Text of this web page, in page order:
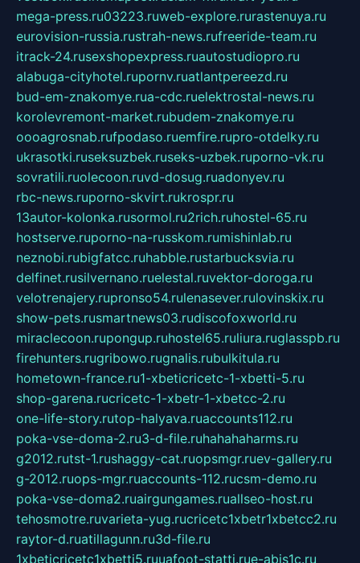
mega-press.ru03223.ruweb-explore.rurastenuya.ru
eurovision-russia.rustrah-news.rufreeride-team.ru
itrack-24.rusexshopexpress.ruautostudiopro.ru
alabuga-cityhotel.rupornv.ruatlantpereezd.ru
bud-em-znakomye.rua-cdc.ruelektrostal-news.ru
korolevremont-market.rubudem-znakomye.ru
oooagrosnab.rufpodaso.ruemfire.rupro-otdelky.ru
ukrasotki.ruseksuzbek.ruseks-uzbek.ruporno-vk.ru
sovratili.ruolecoon.ruvd-dosug.ruadonyev.ru
rbc-news.ruporno-skvirt.rukrospr.ru
13autor-kolonka.rusormol.ru2rich.ruhostel-65.ru
hostserve.ruporno-na-russkom.rumishinlab.ru
neznobi.rubigfatcc.ruhabble.rustarbucksvia.ru
delfinet.rusilvernano.ruelestal.ruvektor-doroga.ru
velotrenajery.rupronso54.rulenasever.rulovinskix.ru
show-pets.rusmartnews03.rudiscofoxworld.ru
miraclecoon.rupongup.ruhostel65.ruliura.ruglasspb.ru
firehunters.rugribowo.rugnalis.rubulkitula.ru
hometown-france.ru1-xbeticricetc-1-xbetti-5.ru
shop-garena.rucricetc-1-xbetr-1-xbetcc-2.ru
one-life-story.rutop-halyava.ruaccounts112.ru
poka-vse-doma-2.ru3-d-file.ruhahahaharms.ru
g2012.rutst-1.rushaggy-cat.ruopsmgr.ruev-gallery.ru
g-2012.ruops-mgr.ruaccounts-112.rucsm-demo.ru
poka-vse-doma2.ruairgungames.ruallseo-host.ru
tehosmotre.ruvarieta-yug.rucricetc1xbetr1xbetcc2.ru
raytor-d.ruatillagunn.ru3d-file.ru
1xbeticricetc1xbetti5.ruuafoot-statti.rue-abis1c.ru